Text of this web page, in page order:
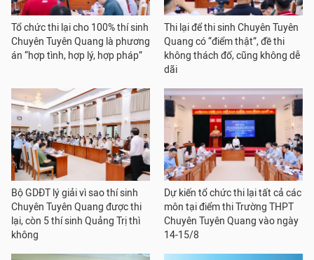
Tổ chức thi lại cho 100% thí sinh
Chuyên Tuyên Quang là phương
án “hợp tình, hợp lý, hợp pháp”
Thi lại để thi sinh Chuyên Tuyên
Quang có “điểm thật”, đề thi
không thách đố, cũng không dễ
dãi
Bộ GDĐT lý giải vì sao thí sinh
Chuyên Tuyên Quang được thi
lại, còn 5 thí sinh Quảng Trị thì
không
Dự kiến tổ chức thi lại tất cả các
môn tại điểm thi Trường THPT
Chuyên Tuyên Quang vào ngày
14-15/8